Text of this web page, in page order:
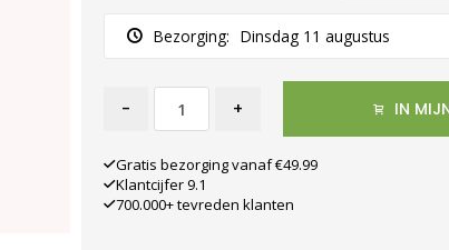
Bezorging: Dinsdag 11 augustus
- + IN
Gratis bezorging vanaf €49.99
Klantcijfer 9.1
700.000+ tevreden klanten